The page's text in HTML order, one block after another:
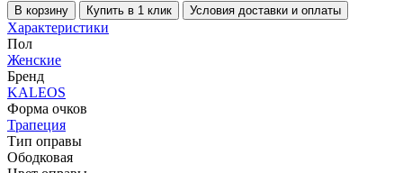
В корзину Купить в 1 клик Условия доставки и оплаты
Характеристики
Пол
Женские
Бренд
KALEOS
Форма очков
Трапеция
Тип оправы
Ободковая